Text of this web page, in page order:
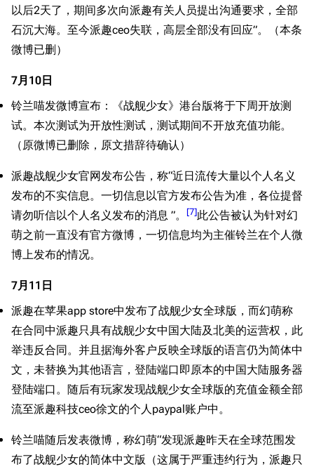
以后2天了，期间多次向派趣有关人员提出沟通要求，全部
石沉大海。至今派趣ceo失联，高层全部没有回应”。（本条
微博已删）
7月10日
铃兰喵发微博宣布：《战舰少女》港台版将于下周开放测
试。本次测试为开放性测试，测试期间不开放充值功能。
（原微博已删除，原文措辞待确认）
派趣战舰少女官网发布公告，称“近日流传大量以个人名义
发布的不实信息。一切信息以官方发布公告为准，各位提督
请勿听信以个人名义发布的消息 ”。
[7]此公告被认为针对幻
萌之前一直没有官方微博，一切信息均为主催铃兰在个人微
博上发布的情况。
7月11日
派趣在苹果app store中发布了战舰少女全球版，而幻萌称
在合同中派趣只具有战舰少女中国大陆及北美的运营权，此
举违反合同。并且据海外客户反映全球版的语言仍为简体中
文，未替换为其他语言，登陆端口即原本的中国大陆服务器
登陆端口。随后有玩家发现战舰少女全球版的充值金额全部
流至派趣科技ceo徐文的个人paypal账户中。
铃兰喵随后发表微博，称幻萌“发现派趣昨天在全球范围发
布了战舰少女的简体中文版（这属于严重违约行为，派趣只